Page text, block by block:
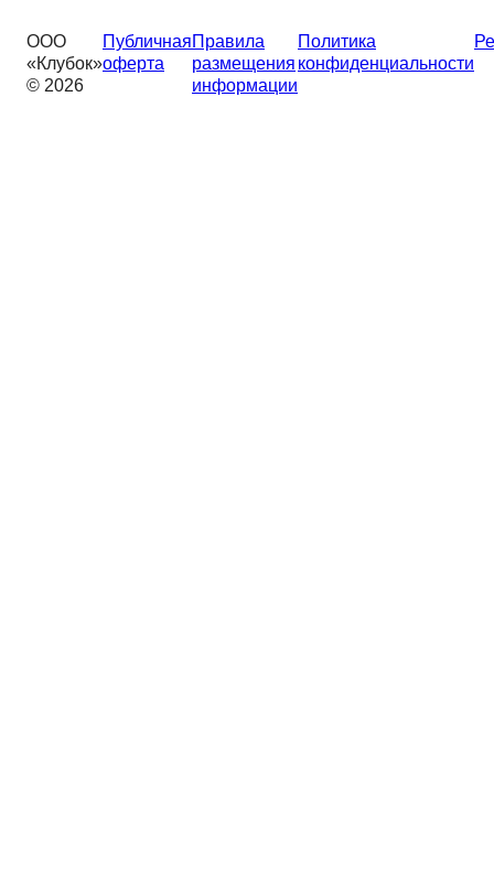
ООО
«Клубок»
© 2026
Публичная
оферта
Правила
размещения
информации
Политика
конфиденциальности